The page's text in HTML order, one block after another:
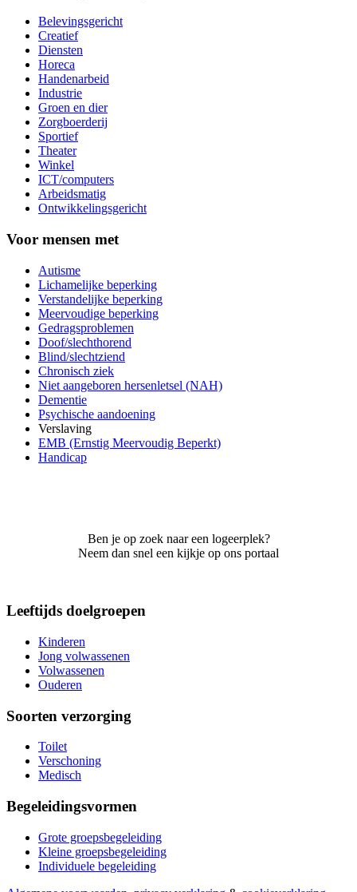
Belevingsgericht
Creatief
Diensten
Horeca
Handenarbeid
Industrie
Groen en dier
Zorgboerderij
Sportief
Theater
Winkel
ICT/computers
Arbeidsmatig
Ontwikkelingsgericht
Voor mensen met
Autisme
Lichamelijke beperking
Verstandelijke beperking
Meervoudige beperking
Gedragsproblemen
Doof/slechthorend
Blind/slechtziend
Chronisch ziek
Niet aangeboren hersenletsel (NAH)
Dementie
Psychische aandoening
Verslaving
EMB (Ernstig Meervoudig Beperkt)
Handicap
Ben je op zoek naar een logeerplek?
Neem dan snel een kijkje op ons portaal
Leeftijds doelgroepen
Kinderen
Jong volwassenen
Volwassenen
Ouderen
Soorten verzorging
Toilet
Verschoning
Medisch
Begeleidingsvormen
Grote groepsbegeleiding
Kleine groepsbegeleiding
Individuele begeleiding